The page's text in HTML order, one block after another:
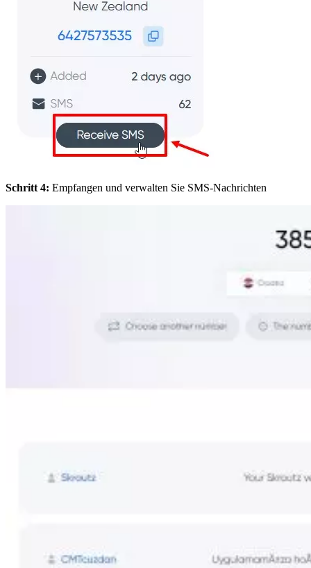
Schritt 4: Empfangen und verwalten Sie SMS-Nachrichten